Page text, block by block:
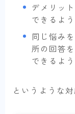
デメリッ
できるよ
同じ悩み
所の回答
できるよ
というような